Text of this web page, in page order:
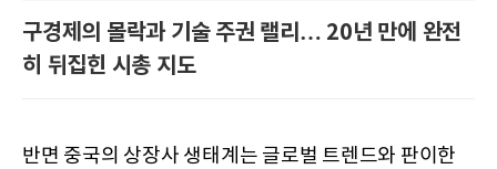
구경제의 몰락과 기술 주권 랠리… 20년 만에 완전
히 뒤집힌 시총 지도
반면 중국의 상장사 생태계는 글로벌 트렌드와 판이한